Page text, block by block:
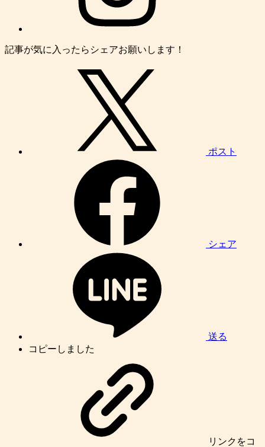
記事が気に入ったらシェアお願いします！
ポスト
シェア
送る
コピーしました
リンク をコ